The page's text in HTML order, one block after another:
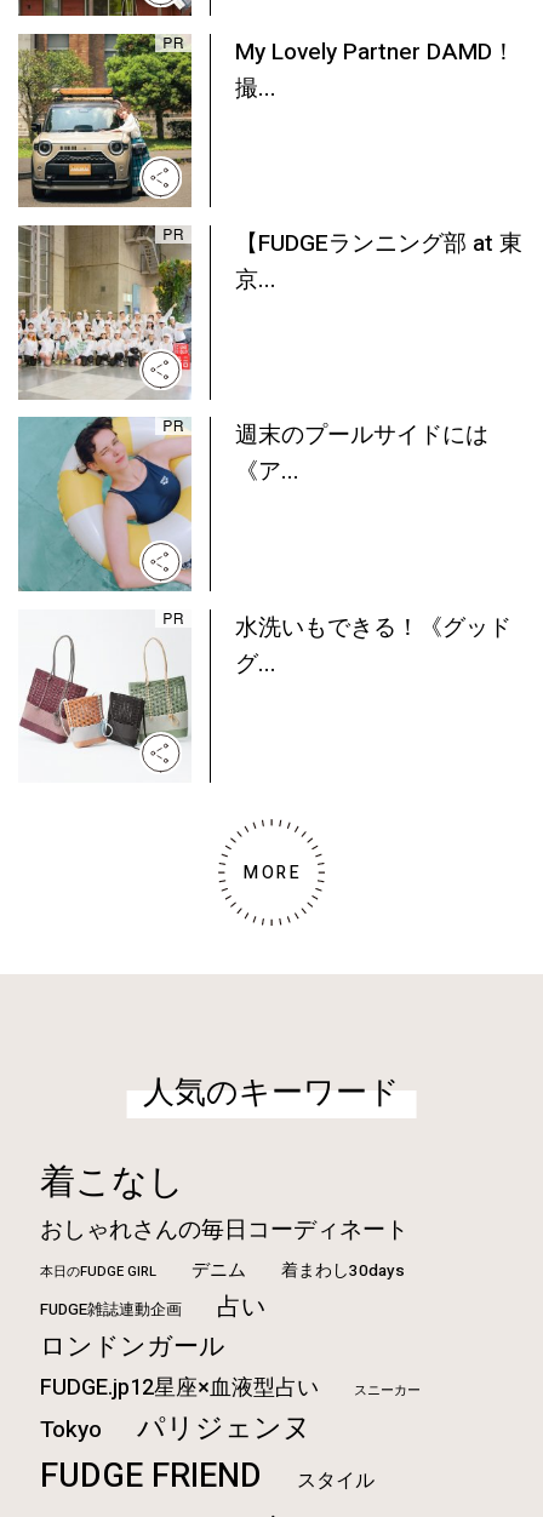
My Lovely Partner DAMD！
撮...
【FUDGEランニング部 at 東
京...
週末のプールサイドには
《ア...
水洗いもできる！《グッド
グ...
MORE
人気のキーワード
着こなし
おしゃれさんの毎日コーディネート
本日のFUDGE GIRL デニム 着まわし30days
FUDGE雑誌連動企画 占い
ロンドンガール
FUDGE.jp12星座×血液型占い スニーカー
Tokyo パリジェンヌ
FUDGE FRIEND スタイル